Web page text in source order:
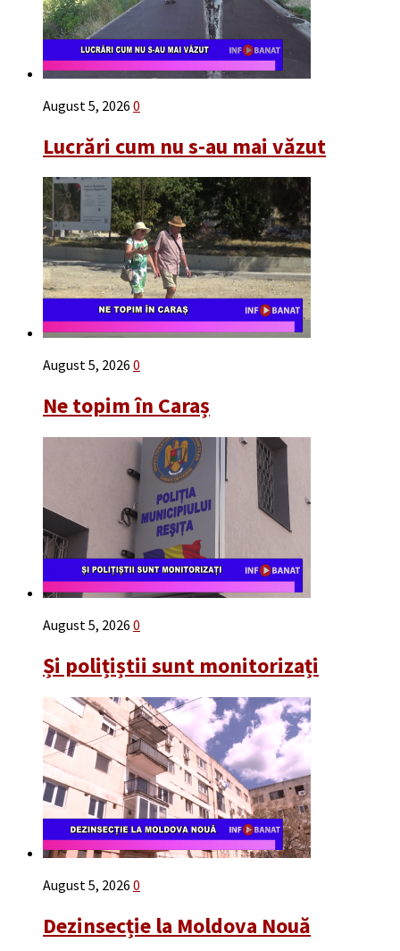
August 5, 2026 0
Lucrări cum nu s-au mai văzut
August 5, 2026 0
Ne topim în Caraș
August 5, 2026 0
Și polițiștii sunt monitorizați
August 5, 2026 0
Dezinsecție la Moldova Nouă